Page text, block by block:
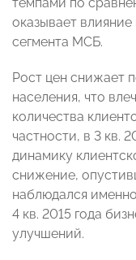
оказывает
сегмента МСБ.
Рост цен снижает
населения, что
количества
частности, в 3 кв.
динамику
снижение,
наблюдался
4 кв. 2015 года
улучшений.